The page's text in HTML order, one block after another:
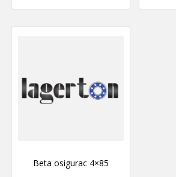
Beta osigurac 4×85